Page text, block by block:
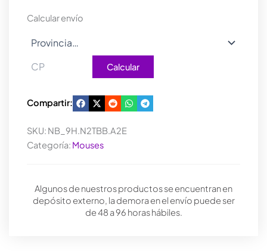
cantidad
Calcular envío
Calcular
Compartir:
SKU: NB_9H.N2TBB.A2E
Categoría: Mouses
Algunos de nuestros productos se encuentran en
depósito externo, la demora en el envío puede ser
de 48 a 96 horas hábiles.